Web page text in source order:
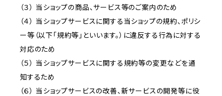
（３） 当ショップの商品、サービス等のご案内のため
（４） 当ショップサービスに関する当ショップの規約、ポリシ
ー等（以下「規約等」といいます。）に違反する行為に対する
対応のため
（５） 当ショップサービスに関する規約等の変更などを通
知するため
（６） 当ショップサービスの改善、新サービスの開発等に役